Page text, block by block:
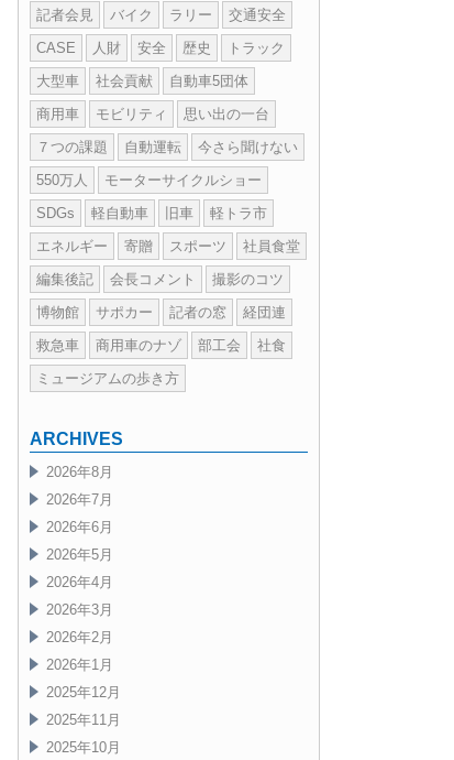
記者会見
バイク ラリー
交通安全
CASE
人財 安全 歴史
トラック
大型車
社会貢献
自動車5団体
商用車
モビリティ
思い出の一台
７つの課題
自動運転
今さら聞けない
550万人
モーターサイクルショー
SDGs
軽自動車 旧車
軽トラ市
エネルギー
寄贈 スポーツ
社員食堂
編集後記
会長コメント
撮影のコツ
博物館
サポカー 記者の窓
経団連
救急車
商用車のナゾ 部工会
社食
ミュージアムの歩き方
ARCHIVES
2026年8月
2026年7月
2026年6月
2026年5月
2026年4月
2026年3月
2026年2月
2026年1月
2025年12月
2025年11月
2025年10月